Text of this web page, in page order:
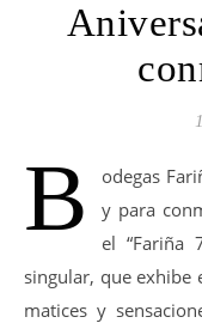
B
odegas
y para
el “Fariña
singular, que exhibe
matices y